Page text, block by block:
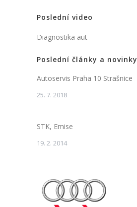
Poslední video
Diagnostika aut
Poslední články a novinky
Autoservis Praha 10 Strašnice
25. 7. 2018
STK, Emise
19. 2. 2014